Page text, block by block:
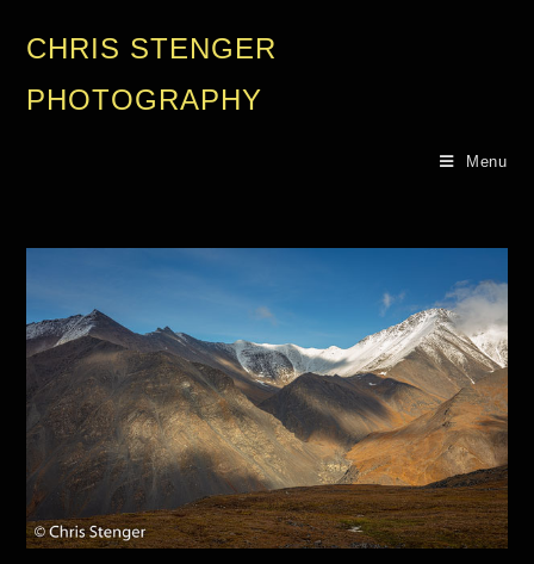
CHRIS STENGER
PHOTOGRAPHY
Menu